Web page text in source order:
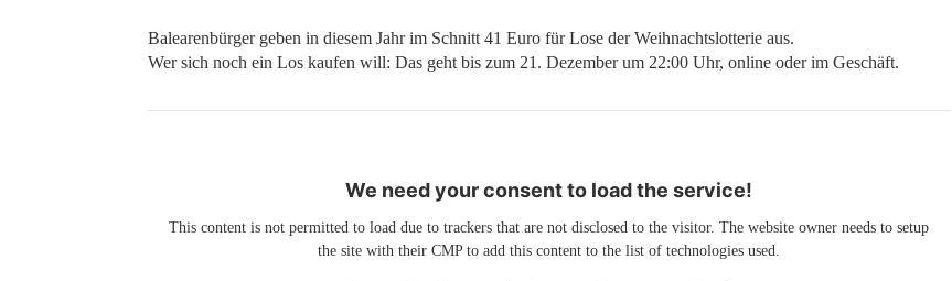
Balearenbürger geben in diesem Jahr im Schnitt 41 Euro für Lose der Weihnachtslotterie aus.
Wer sich noch ein Los kaufen will: Das geht bis zum 21. Dezember um 22:00 Uhr, online oder im Geschäft.
We need your consent to load the service!
This content is not permitted to load due to trackers that are not disclosed to the visitor. The website owner needs to setup
the site with their CMP to add this content to the list of technologies used.